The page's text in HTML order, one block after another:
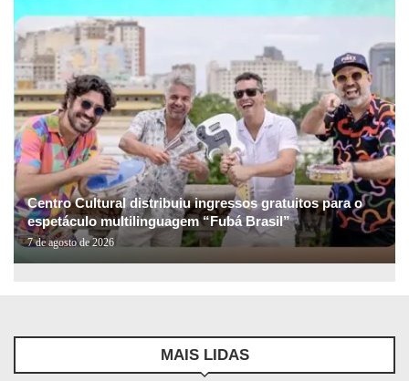
Centro Cultural distribuiu ingressos gratuitos para o
espetáculo multilinguagem “Fubá Brasil”
7 de agosto de 2026
MAIS LIDAS